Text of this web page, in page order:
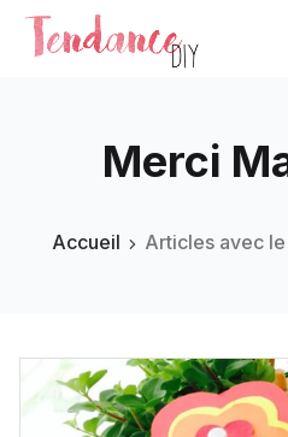
Merci
Accueil Articles avec